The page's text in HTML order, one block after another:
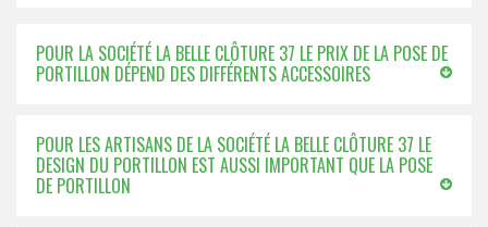
POUR LA SOCIÉTÉ LA BELLE CLÔTURE 37 LE PRIX DE LA POSE DE
PORTILLON DÉPEND DES DIFFÉRENTS ACCESSOIRES
POUR LES ARTISANS DE LA SOCIÉTÉ LA BELLE CLÔTURE 37 LE
DESIGN DU PORTILLON EST AUSSI IMPORTANT QUE LA POSE
DE PORTILLON